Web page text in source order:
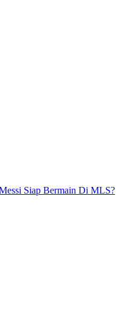
Siap Bermain Di MLS?